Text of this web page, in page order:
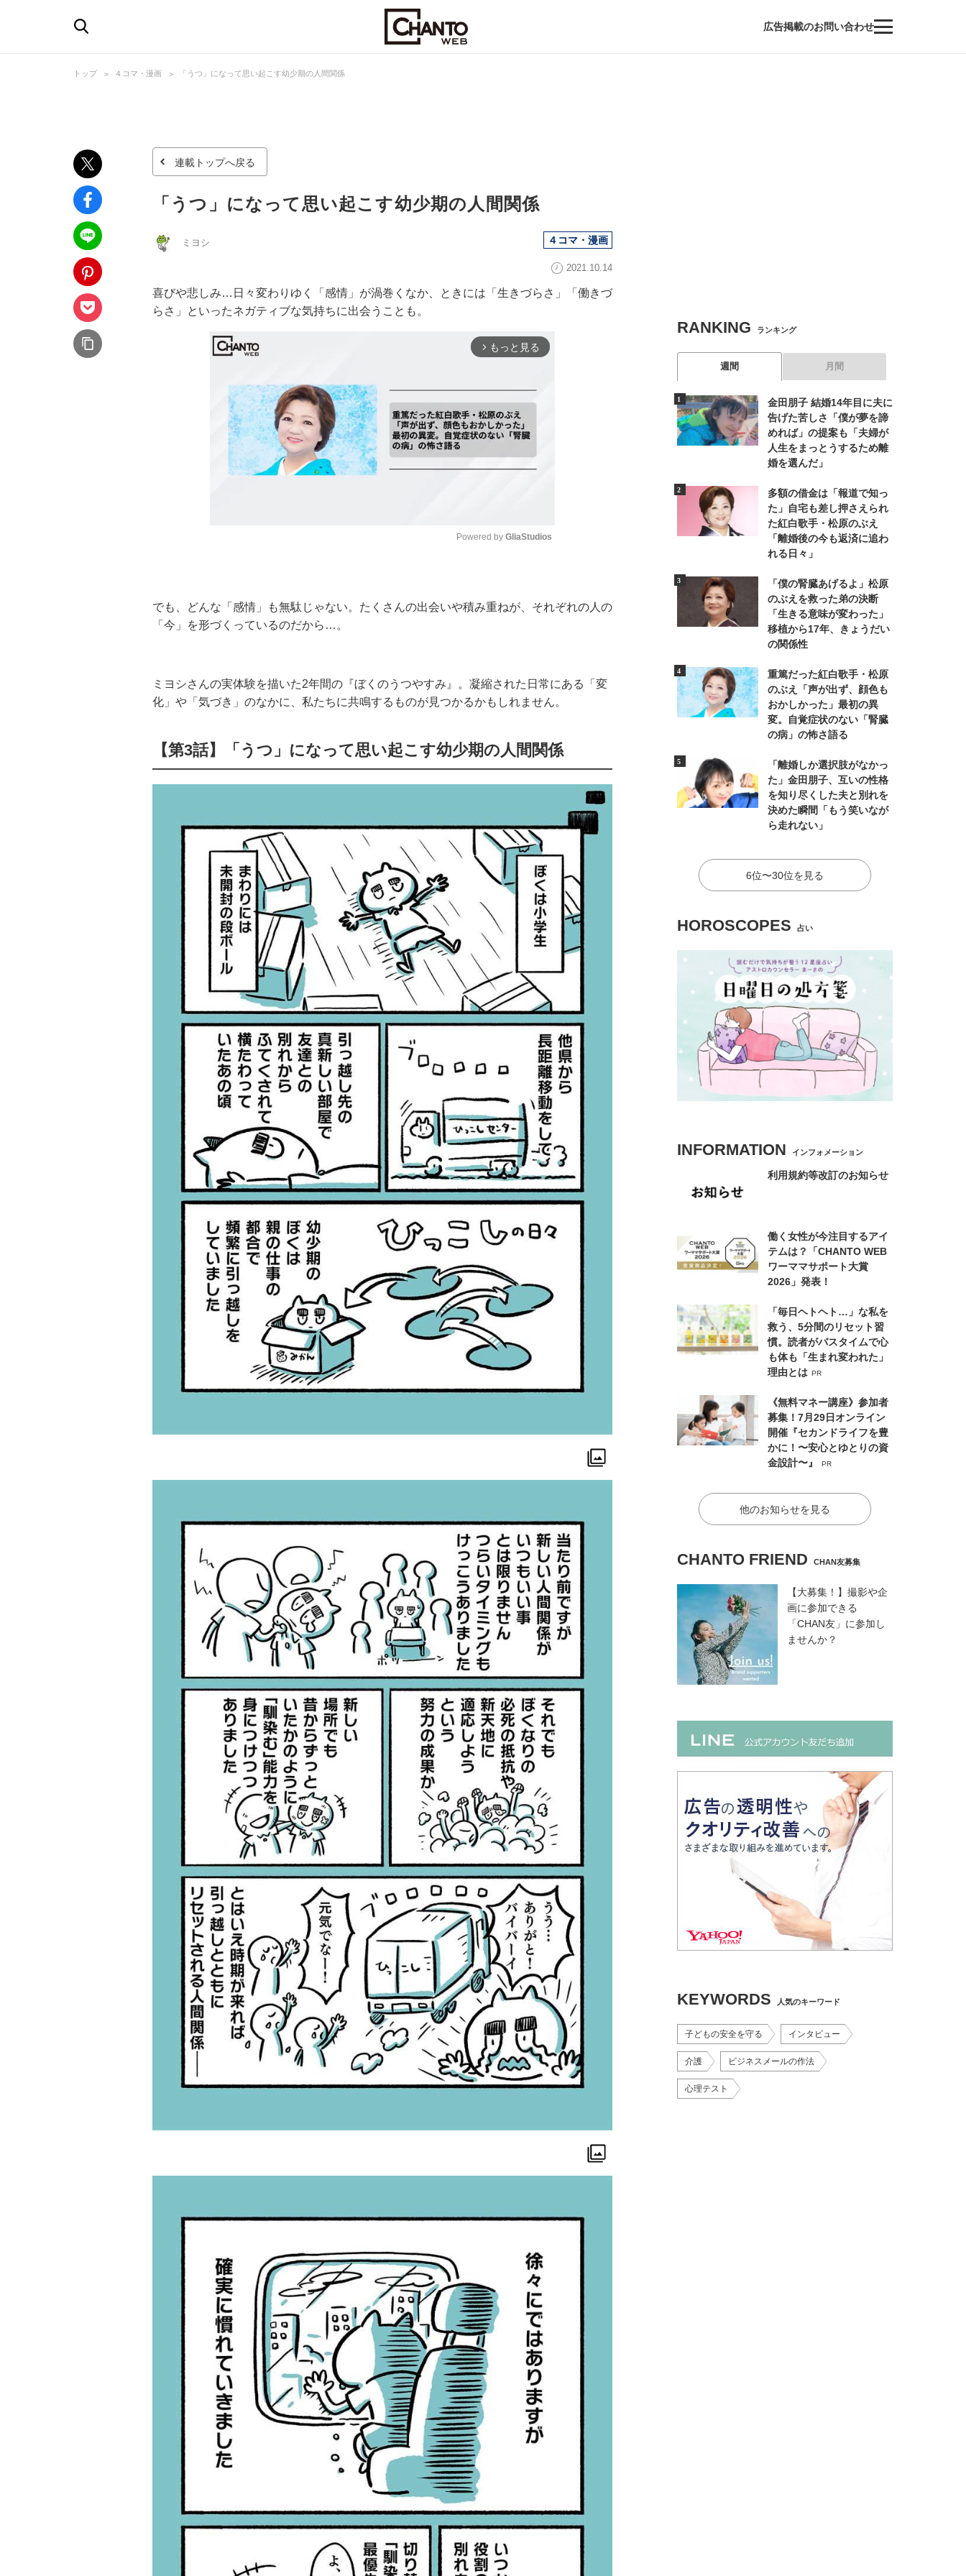
広告掲載のお問い合わせ
トップ ４コマ・漫画 「うつ」になって思い起こす幼少期の人間関係
連載トップへ戻る
「うつ」になって思い起こす幼少期の人間関係
ミヨシ ４コマ・漫画
2021.10.14
喜びや悲しみ…日々変わりゆく「感情」が渦巻くなか、ときには「生きづらさ」「働きづ
らさ」といったネガティブな気持ちに出会うことも。
arrow_forward_ios もっと見る
Powered by GliaStudios
でも、どんな「感情」も無駄じゃない。たくさんの出会いや積み重ねが、それぞれの人の
「今」を形づくっているのだから…。
ミヨシさんの実体験を描いた2年間の『ぼくのうつやすみ』。凝縮された日常にある「変
化」や「気づき」のなかに、私たちに共鳴するものが見つかるかもしれません。
【第3話】「うつ」になって思い起こす幼少期の人間関係
RANKING ランキング
週間 月間
金田朋子 結婚14年目に夫に
告げた苦しさ「僕が夢を諦
めれば」の提案も「夫婦が
人生をまっとうするため離
婚を選んだ」
多額の借金は「報道で知っ
た」自宅も差し押さえられ
た紅白歌手・松原のぶえ
「離婚後の今も返済に追わ
れる日々」
「僕の腎臓あげるよ」松原
のぶえを救った弟の決断
「生きる意味が変わった」
移植から17年、きょうだい
の関係性
重篤だった紅白歌手・松原
のぶえ「声が出ず、顔色も
おかしかった」最初の異
変。自覚症状のない「腎臓
の病」の怖さ語る
「離婚しか選択肢がなかっ
た」金田朋子、互いの性格
を知り尽くした夫と別れを
決めた瞬間「もう笑いなが
ら走れない」
6位〜30位を見る
HOROSCOPES 占い
INFORMATION インフォメーション
利用規約等改訂のお知らせ
働く女性が今注目するアイ
テムは？「CHANTO WEB
ワーママサポート大賞
2026」発表！
「毎日ヘトヘト…」な私を
救う、5分間のリセット習
慣。読者がバスタイムで心
も体も「生まれ変われた」
理由とは PR
《無料マネー講座》参加者
募集！7月29日オンライン
開催『セカンドライフを豊
かに！〜安心とゆとりの資
金設計〜』
PR
他のお知らせを見る
CHANTO FRIEND CHAN友募集
【大募集！】撮影や企
画に参加できる
「CHAN友」に参加し
ませんか？
KEYWORDS 人気のキーワード
子どもの安全を守る インタビュー
介護 ビジネスメールの作法
心理テスト